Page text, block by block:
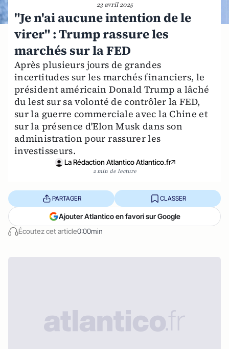
23 avril 2025
"Je n'ai aucune intention de le
virer" : Trump rassure les
marchés sur la FED
Après plusieurs jours de grandes
incertitudes sur les marchés financiers, le
président américain Donald Trump a lâché
du lest sur sa volonté de contrôler la FED,
sur la guerre commerciale avec la Chine et
sur la présence d'Elon Musk dans son
administration pour rassurer les
investisseurs.
La Rédaction Atlantico Atlantico.fr
2 min de lecture
Écoutez cet article0:00min
PARTAGER CLASSER
Ajouter Atlantico en favori sur Google